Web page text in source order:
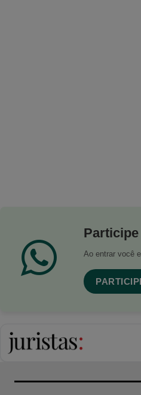
Ao entrar você